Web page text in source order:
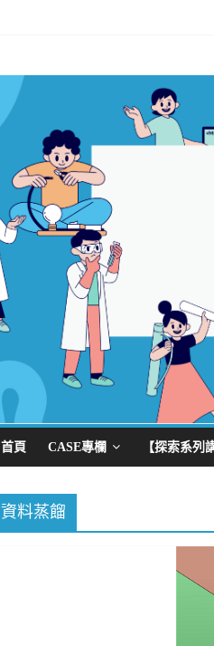
首頁 CASE專欄 【探索系列
資料蒸餾